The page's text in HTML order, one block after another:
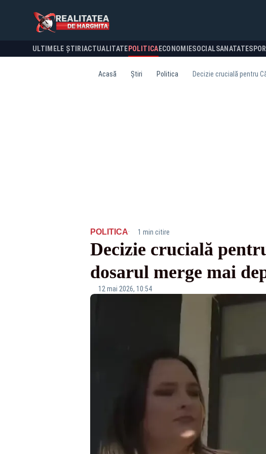
ULTIMELE ȘTIRI ACTUALITATE POLITICA ECONOMIESOCIALSANATATE
Acasă Știri Politica Decizie crucială pentru
POLITICA· 1 min citire
Decizie crucială
dosarul merge mai
12 mai 2026, 10:54